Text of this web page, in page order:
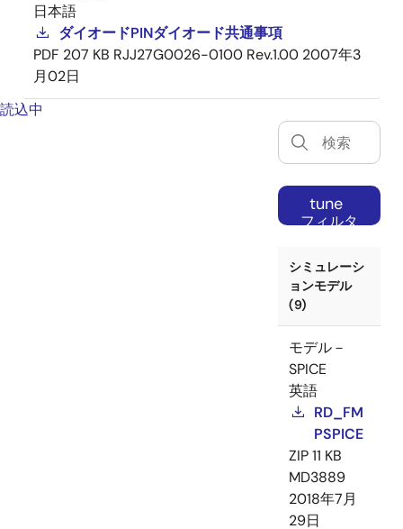
日本語
ダイオードPINダイオード共通事項
PDF 207 KB RJJ27G0026-0100 Rev.1.00 2007年3
月02日
読込中
tune
フィルタ
シミュレーシ
ョンモデル
(9)
モデル－
SPICE
英語
RD_FM
PSPICE
ZIP11 KB
MD3889
2018年7月
29日